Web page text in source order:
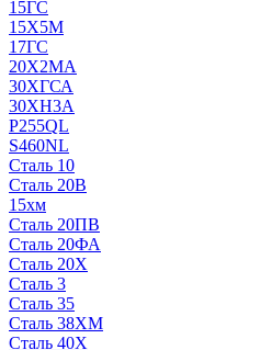
15ГС
15Х5М
17ГС
20Х2МА
30ХГСА
30ХН3А
P255QL
S460NL
Сталь 10
Сталь 20В
15хм
Сталь 20ПВ
Сталь 20ФА
Сталь 20Х
Сталь 3
Сталь 35
Сталь 38ХМ
Сталь 40Х